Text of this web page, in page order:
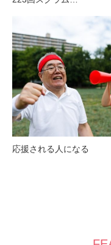
応援される人になる